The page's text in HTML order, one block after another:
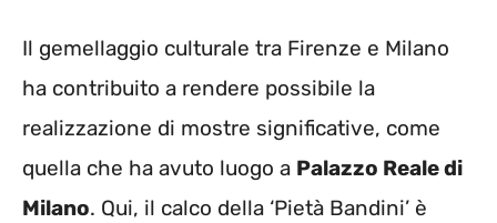
Il gemellaggio culturale tra Firenze e Milano
ha contribuito a rendere possibile la
realizzazione di mostre significative, come
quella che ha avuto luogo a Palazzo Reale di
Milano. Qui, il calco della ‘Pietà Bandini’ è